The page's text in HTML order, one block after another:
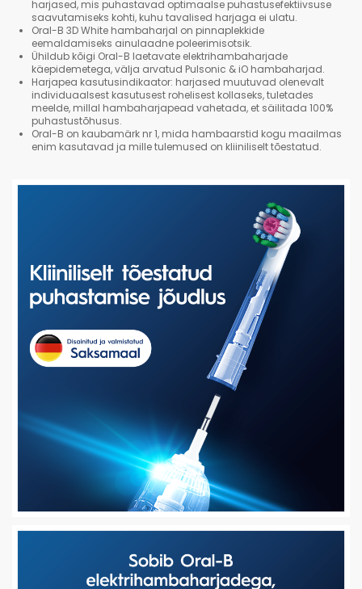
harjased, mis puhastavad optimaalse puhastusefektiivsuse
saavutamiseks kohti, kuhu tavalised harjaga ei ulatu.
Oral-B 3D White hambaharjal on pinnaplekkide
eemaldamiseks ainulaadne poleerimisotsik.
Ühildub kõigi Oral-B laetavate elektrihambaharjade
käepidemetega, välja arvatud Pulsonic & iO hambaharjad.
Harjapea kasutusindikaator: harjased muutuvad olenevalt
individuaalsest kasutusest rohelisest kollaseks, tuletades
meelde, millal hambaharjapead vahetada, et säilitada 100%
puhastustõhusus.
Oral-B on kaubamärk nr 1, mida hambaarstid kogu maailmas
enim kasutavad ja mille tulemused on kliiniliselt tõestatud.